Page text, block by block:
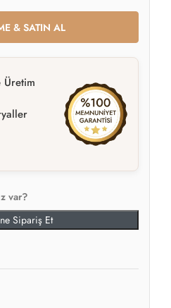
& SATIN AL
Üretim
var?
Sipariş Et